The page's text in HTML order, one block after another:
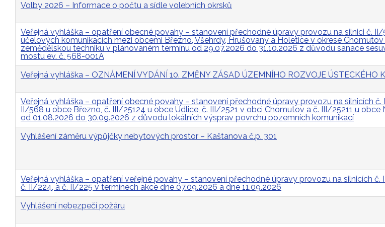
Volby 2026 – Informace o počtu a sídle volebních okrsků
Veřejná vyhláška – opatření obecné povahy – stanovení přechodné úpravy provozu na silnici č.
účelových komunikacích mezi obcemi Březno, Všehrdy, Hrušovany a Holetice v okrese
zemědělskou techniku v plánovaném termínu od 29.07.2026 do 31.10.2026 z důvodu sanace
mostu ev. č. 568-001A
Veřejná vyhláška – OZNÁMENÍ VYDÁNÍ 10. ZMĚNY ZÁSAD ÚZEMNÍHO ROZVOJE ÚSTECKÉHO
Veřejná vyhláška – opatření obecné povahy – stanovení přechodné úpravy provozu na silnicích č.
II/568 u obce Březno, č. III/25124 u obce Údlice, č. III/2521 v obci Chomutov a č. III/25211 u
od 01.08.2026 do 30.09.2026 z důvodu lokálních výsprav povrchu pozemních komunikací
Vyhlášení záměru výpůjčky nebytových prostor – Kaštanova č.p. 301
Veřejná vyhláška – opatření veřejné povahy – stanovení přechodné úpravy provozu na silnicích č.
č. II/224, a č. II/225 v termínech akce dne 07.09.2026 a dne 11.09.2026
Vyhlášení nebezpečí požáru